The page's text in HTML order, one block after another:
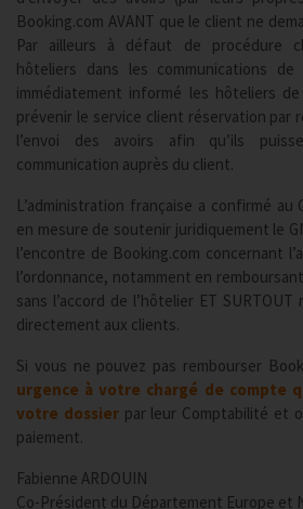
Booking.com AVANT que le client ne
Par ailleurs à défaut de procédure
hôteliers dans les communications
immédiatement informé les hôteliers
prévenir le service client réservation par
l’envoi des avoirs afin qu’ils
communication auprès du client.
L’administration française a confirmé au
en mesure de soutenir juridiquement le
l’encontre de Booking.com concernant
l’ordonnance, notamment en
sans l’accord de l’hôtelier ET SURTOUT
directement aux clients.
Si vous ne pouvez pas rembourser
urgence à votre chargé de compte
votre dossierpar leur Comptabilité et
paiement.
Fabienne ARDOUIN
Co-Président du Département Europe et